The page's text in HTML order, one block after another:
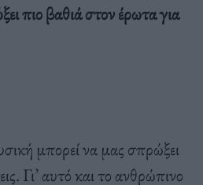
πιο βαθιά στον έρωτα για
μπορεί να μας σπρώξει
Γι’ αυτό και το ανθρώπινο